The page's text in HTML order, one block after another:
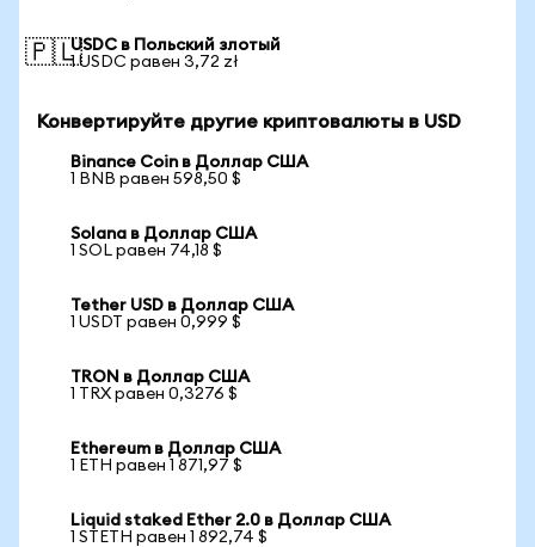
🇵🇱USDC в Польский злотый
1 USDC равен 3,72 zł
Конвертируйте другие криптовалюты в USD
Binance Coin в Доллар США
1 BNB равен 598,50 $
Solana в Доллар США
1 SOL равен 74,18 $
Tether USD в Доллар США
1 USDT равен 0,999 $
TRON в Доллар США
1 TRX равен 0,3276 $
Ethereum в Доллар США
1 ETH равен 1 871,97 $
Liquid staked Ether 2.0 в Доллар США
1 STETH равен 1 892,74 $